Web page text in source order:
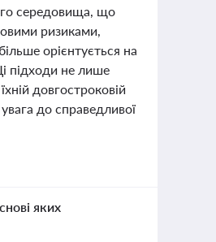
середовища, що
ризиками,
орієнтується на
підходи не лише
довгостроковій
до справедливої
яких